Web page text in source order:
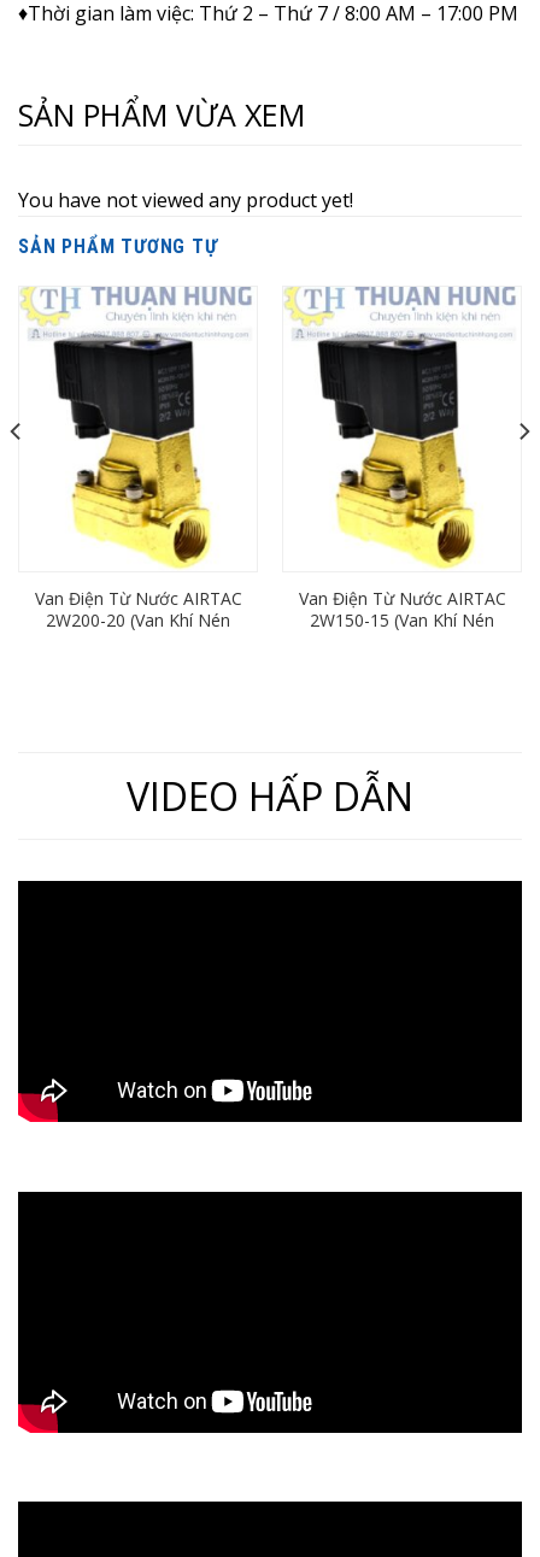
♦Thời gian làm việc: Thứ 2 – Thứ 7 / 8:00 AM – 17:00 PM
SẢN PHẨM VỪA XEM
You have not viewed any product yet!
SẢN PHẨM TƯƠNG TỰ
Van Điện Từ Nước AIRTAC
2W200-20 (Van Khí Nén
Van Điện Từ Nước AIRTAC
2W150-15 (Van Khí Nén
VIDEO HẤP DẪN